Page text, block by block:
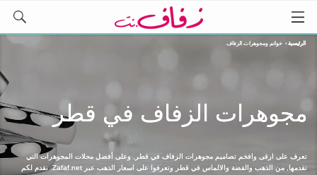
الرئيسية › خواتم ومجوهرات الزفاف
مجوهرات الزفاف في قطر
تعرف على ارقى وافخم تصاميم مجوهرات الزفاف في قطر, وعلى أفضل محلات المجوهرات التي
تقدمها, من الذهب والفضة والالماس في قطر وتعرفوا على اسعار الذهب عبر Zafaf.net. نقدم لكم